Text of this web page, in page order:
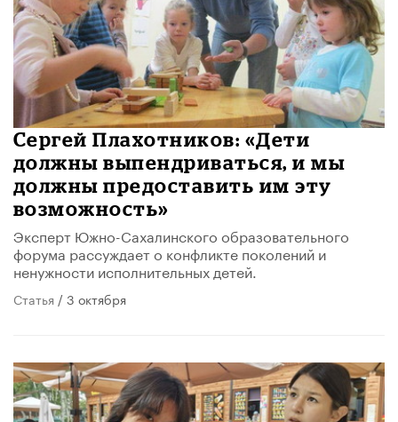
Сергей Плахотников: «Дети
должны выпендриваться, и мы
должны предоставить им эту
возможность»
Эксперт Южно-Сахалинского образовательного
форума рассуждает о конфликте поколений и
ненужности исполнительных детей.
Статья / 3 октября